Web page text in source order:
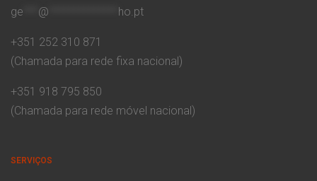
ge
@ ho.pt
+351 252 310 871
(Chamada para rede fixa nacional)
+351 918 795 850
(Chamada para rede móvel nacional)
SERVIÇOS